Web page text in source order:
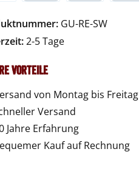
GU-RE-SW
2-5 Tage
Vorteile
von Montag bis Freitag
Versand
Jahre Erfahrung
Kauf auf Rechnung